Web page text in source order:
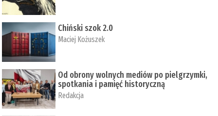
Chiński szok 2.0
Maciej Kożuszek
Od obrony wolnych mediów po pielgrzymki,
spotkania i pamięć historyczną
Redakcja